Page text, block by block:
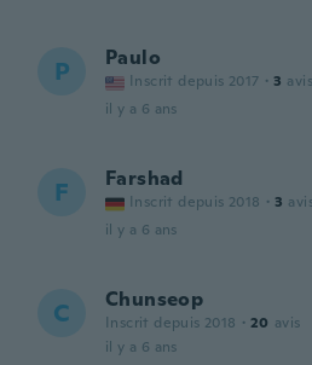
P Paulo
Inscrit depuis 2017 · 3 avis
il y a 6 ans
F Farshad
Inscrit depuis 2018 · 3
il y a 6 ans
C Chunseop
Inscrit depuis 2018 · 20 avis
il y a 6 ans